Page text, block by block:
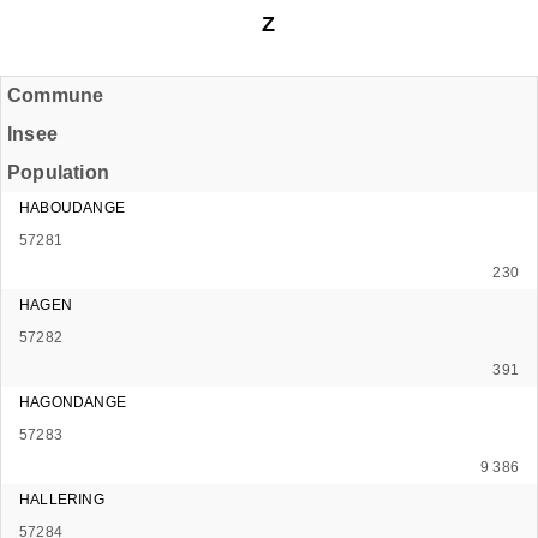
Z
Commune
Insee
Population
HABOUDANGE
57281
230
HAGEN
57282
391
HAGONDANGE
57283
9 386
HALLERING
57284